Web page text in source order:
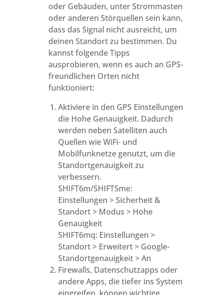
oder Gebäuden, unter Strommasten
oder anderen Störquellen sein kann,
dass das Signal nicht ausreicht, um
deinen Standort zu bestimmen. Du
kannst folgende Tipps
ausprobieren, wenn es auch an GPS-
freundlichen Orten nicht
funktioniert:
Aktiviere in den GPS Einstellungen
die Hohe Genauigkeit. Dadurch
werden neben Satelliten auch
Quellen wie WiFi- und
Mobilfunknetze genutzt, um die
Standortgenauigkeit zu
verbessern.
SHIFT6m/SHIFT5me:
Einstellungen > Sicherheit &
Standort > Modus > Hohe
Genauigkeit
SHIFT6mq: Einstellungen >
Standort > Erweitert > Google-
Standortgenauigkeit > An
Firewalls, Datenschutzapps oder
andere Apps, die tiefer ins System